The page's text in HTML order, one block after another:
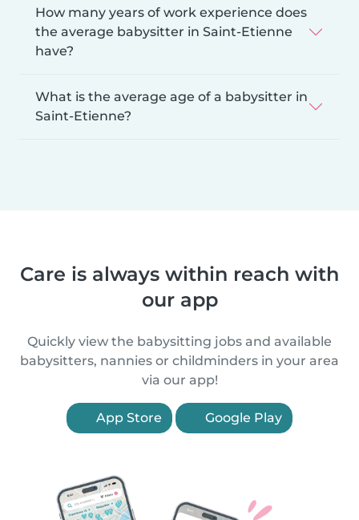
How many years of work experience does
the average babysitter in Saint-Etienne
have?
What is the average age of a babysitter in
Saint-Etienne?
Care is always within reach with
our app
Quickly view the babysitting jobs and available
babysitters, nannies or childminders in your area
via our app!
App Store Google Play